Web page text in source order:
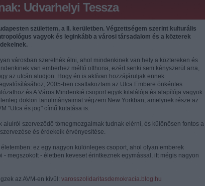
Udvarhelyi Tessza
születtem, a II. kerületben. Végzettségem szerint kulturális
vagyok és leginkább a városi társadalom és a közterek
városban szeretnék élni, ahol mindenkinek van hely a köztereken és
van emberhez méltó otthona, ezért senki sem kényszerül arra,
az utcán aludjon. Hogy én is aktívan hozzájáruljak ennek
2005-ben csatlakoztam az Utca Embere önkéntes
és A Város Mindenkié csoport egyik kitalálója és alapítója vagyok.
doktori tanulmányaimat végzem New Yorkban, amelynek része az
"Utca és jog" című kutatása is.
alulról szerveződő tömegmozgalmak tudnak elérni, és különösen fontos a
és érdekeik érvényesítése.
ez egy nagyon különleges csoport, ahol olyan emberek
megszokott - életben keveset érintkeznek egymással, itt mégis nagyon
az AVM-en kívül : varosszolidaritasdemokracia.blog.hu